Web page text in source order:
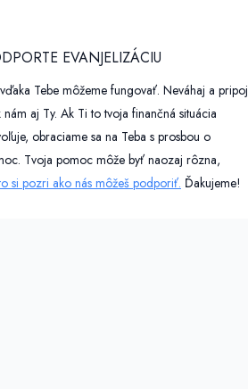
EVANJELIZÁCIU
Tebe môžeme fungovať. Neváhaj a pripoj
nám aj Ty. Ak Ti to tvoja finančná situácia
obraciame sa na Teba s prosbou o
Tvoja pomoc môže byť naozaj rôzna,
si pozri ako nás môžeš podporiť. Ďakujeme!